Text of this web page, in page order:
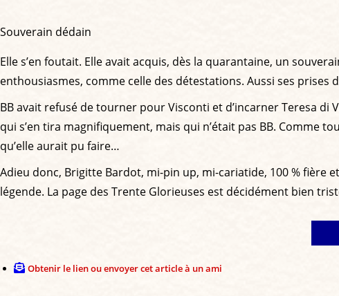
Souverain dédain
Elle s’en foutait. Elle avait acquis, dès la quarantaine, un
enthousiasmes, comme celle des détestations. Aussi ses prises
BB avait refusé de tourner pour Visconti et d’incarner Teresa di
qui s’en tira magnifiquement, mais qui n’était pas BB. Comme
qu’elle aurait pu faire…
Adieu donc, Brigitte Bardot, mi-pin up, mi-cariatide, 100 % fière
légende. La page des Trente Glorieuses est décidément bien
Obtenir le lien ou envoyer cet article à un ami